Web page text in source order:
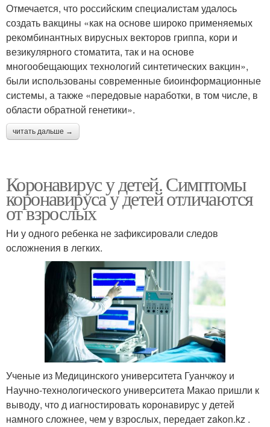
Отмечается, что российским специалистам удалось
создать вакцины «как на основе широко применяемых
рекомбинантных вирусных векторов гриппа, кори и
везикулярного стоматита, так и на основе
многообещающих технологий синтетических вакцин»,
были использованы современные биоинформационные
системы, а также «передовые наработки, в том числе, в
области обратной генетики».
читать дальше →
Коронавирус у детей. Симптомы
коронавируса у детей отличаются
от взрослых
Ни у одного ребенка не зафиксировали следов
осложнения в легких.
Ученые из Медицинского университета Гуанчжоу и
Научно-технологического университета Макао пришли к
выводу, что д иагностировать коронавирус у детей
намного сложнее, чем у взрослых, передает zakon.kz .